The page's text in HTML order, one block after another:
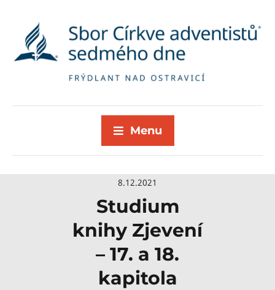
Menu
8.12.2021
Studium
knihy Zjevení
– 17. a 18.
kapitola